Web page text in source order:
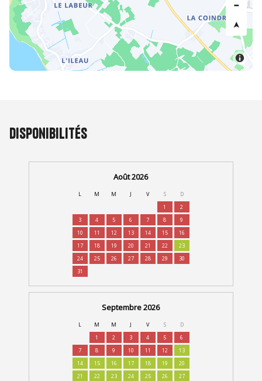
Disponibilités